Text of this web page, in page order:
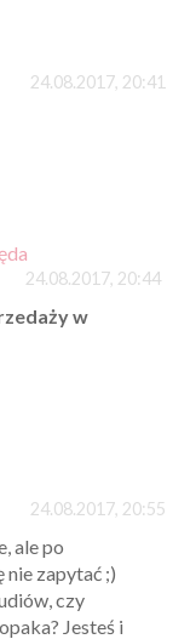
24.08.2017, 20:41
24.08.2017, 20:44
w
24.08.2017, 20:55
ale po
zapytać ;)
czy
Jesteś i